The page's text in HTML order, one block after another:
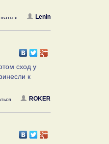
Lenin
сход у
к
ROKER